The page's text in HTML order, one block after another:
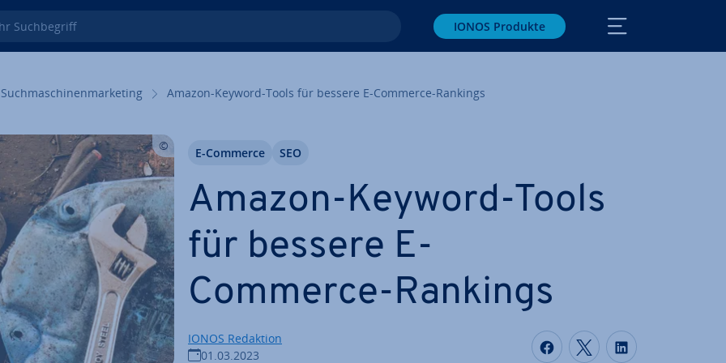
Such­be­griff IONOS Produkte
Such­ma­schi­nen­mar­ke­ting Amazon-Keyword-Tools für bessere E-Commerce-Rankings
Amazon-Keyword-Tools
für bessere E-
Commerce-Rankings
IONOS Redaktion
01.03.2023
Auf Facebook teilen
Auf Twitter
Auf
E-Commerce SEO